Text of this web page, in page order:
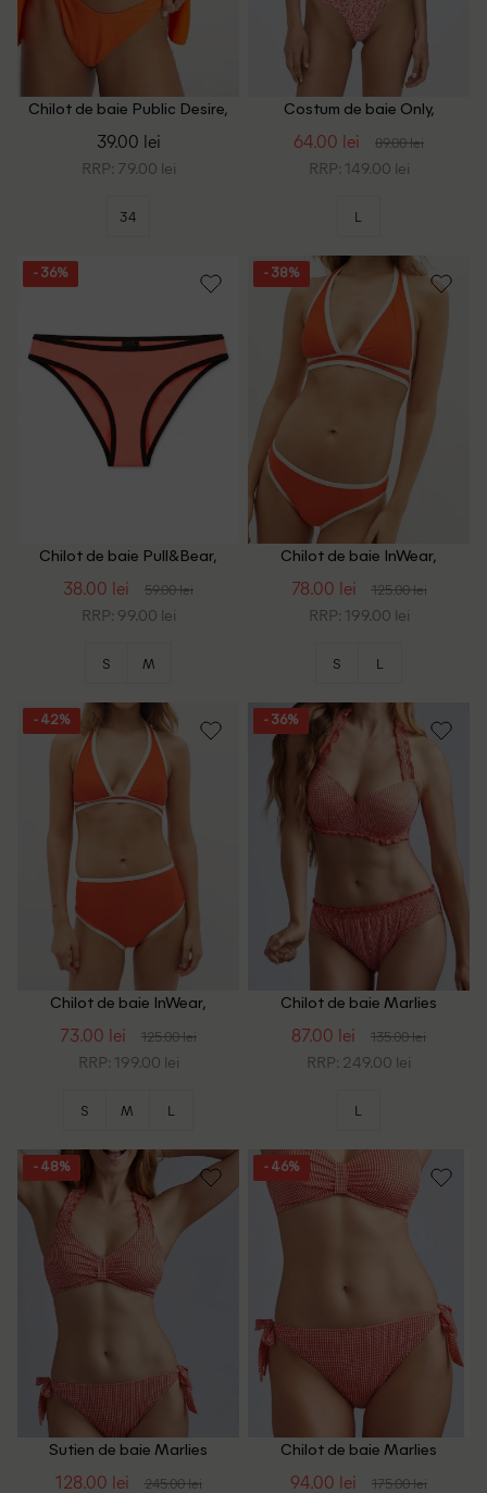
Chilot de baie Public Desire,
39.00 lei
RRP: 79.00 lei
34
Costum de baie Only,
64.00 lei 89.00 lei
RRP: 149.00 lei
L
- 36%
Chilot de baie Pull&Bear,
38.00 lei 59.00 lei
RRP: 99.00 lei
S M
- 38%
Chilot de baie InWear,
78.00 lei 125.00 lei
RRP: 199.00 lei
S L
- 42%
Chilot de baie InWear,
73.00 lei 125.00 lei
RRP: 199.00 lei
S M L
- 36%
Chilot de baie Marlies
87.00 lei 135.00 lei
RRP: 249.00 lei
L
- 48%
Sutien de baie Marlies
128.00 lei 245.00 lei
- 46%
Chilot de baie Marlies
94.00 lei 175.00 lei